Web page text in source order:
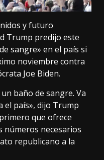
y futuro
Trump predijo este
sangre» en el país si
noviembre contra
Joe Biden.
baño de sangre. Va
el país», dijo Trump
que ofrece
números necesarios
republicano a la